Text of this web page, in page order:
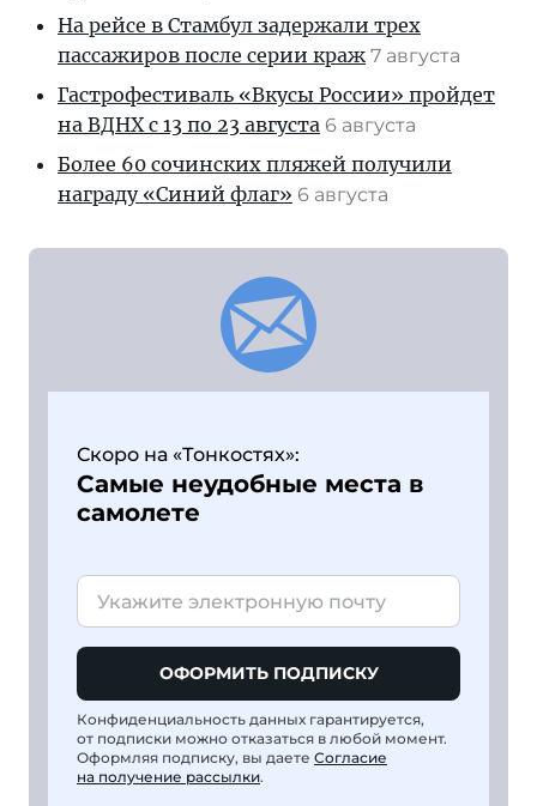
На рейсе в Стамбул задержали трех
пассажиров после серии краж 7 августа
Гастрофестиваль «Вкусы России» пройдет
на ВДНХ с 13 по 23 августа 6 августа
Более 60 сочинских пляжей получили
награду «Синий флаг» 6 августа
Скоро на «Тонкостях»:
Самые неудобные места в
самолете
ОФОРМИТЬ ПОДПИСКУ
Конфиденциальность данных гарантируется,
от подписки можно отказаться в любой момент.
Оформляя подписку, вы даете Согласие
на получение рассылки.